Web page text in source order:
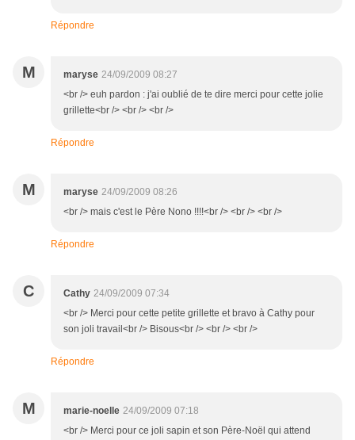
Répondre
M maryse 24/09/2009 08:27
<br /> euh pardon : j'ai oublié de te dire merci pour cette jolie
grillette<br /> <br /> <br />
Répondre
M maryse 24/09/2009 08:26
<br /> mais c'est le Père Nono !!!!<br /> <br /> <br />
Répondre
C Cathy 24/09/2009 07:34
<br /> Merci pour cette petite grillette et bravo à Cathy pour
son joli travail<br /> Bisous<br /> <br /> <br />
Répondre
M marie-noelle 24/09/2009 07:18
<br /> Merci pour ce joli sapin et son Père-Noël qui attend